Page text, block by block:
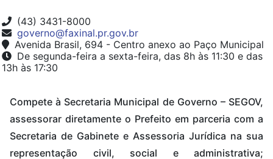
(43) 3431-8000
governo@faxinal.pr.gov.br
Avenida Brasil, 694 - Centro anexo ao Paço Municipal
De segunda-feira a sexta-feira, das 8h às 11:30 e das
13h às 17:30
Compete à Secretaria Municipal de Governo – SEGOV,
assessorar diretamente o Prefeito em parceria com a
Secretaria de Gabinete e Assessoria Jurídica na sua
representação civil, social e administrativa;